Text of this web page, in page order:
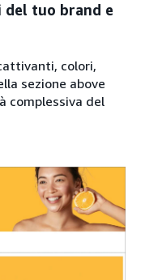
tuo brand e
colori,
sezione above
complessiva del